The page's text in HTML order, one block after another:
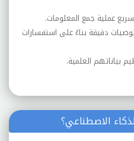
دقيقة بناءً على استفسارات
الاصطناعي؟